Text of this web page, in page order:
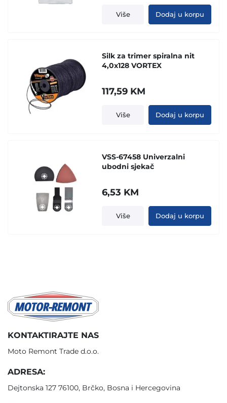
Više Dodaj u korpu
Silk za trimer spiralna nit
4,0x128 VORTEX
117,59 KM
Više Dodaj u korpu
VSS-67458 Univerzalni
ubodni sjekač
6,53 KM
Više Dodaj u korpu
KONTAKTIRAJTE NAS
Moto Remont Trade d.o.o.
ADRESA:
Dejtonska 127 76100, Brčko, Bosna i Hercegovina